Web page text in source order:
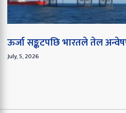
ऊर्जा सङ्कटपछि भारतले तेल
July, 5, 2026